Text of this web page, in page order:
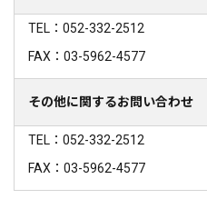
TEL：052-332-2512
FAX：03-5962-4577
その他に関するお問い合わせ
TEL：052-332-2512
FAX：03-5962-4577